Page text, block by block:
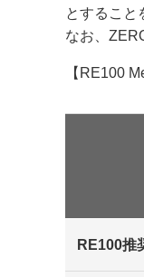
とすること
なお、
【RE100
RE100推